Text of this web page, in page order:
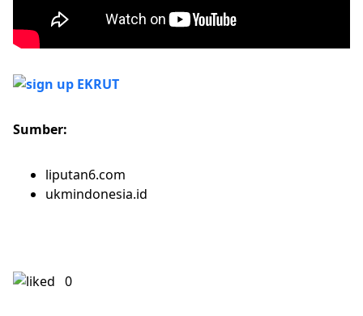
Sumber:
liputan6.com
ukmindonesia.id
0